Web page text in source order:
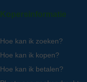
Kopersinformatie
Hoe kan ik zoeken?
Hoe kan ik kopen?
Hoe kan ik betalen?